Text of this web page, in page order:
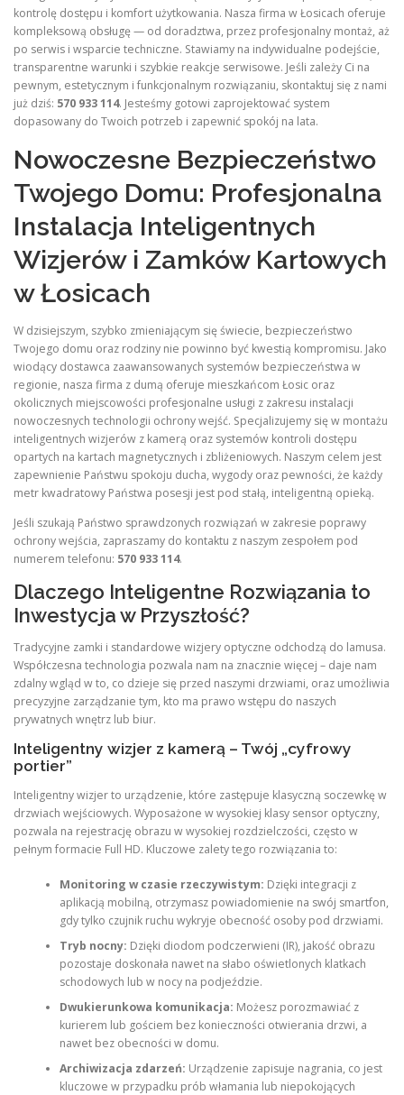
kontrolę dostępu i komfort użytkowania. Nasza firma w Łosicach oferuje
kompleksową obsługę — od doradztwa, przez profesjonalny montaż, aż
po serwis i wsparcie techniczne. Stawiamy na indywidualne podejście,
transparentne warunki i szybkie reakcje serwisowe. Jeśli zależy Ci na
pewnym, estetycznym i funkcjonalnym rozwiązaniu, skontaktuj się z nami
już dziś: 570 933 114. Jesteśmy gotowi zaprojektować system
dopasowany do Twoich potrzeb i zapewnić spokój na lata.
Nowoczesne Bezpieczeństwo
Twojego Domu: Profesjonalna
Instalacja Inteligentnych
Wizjerów i Zamków Kartowych
w Łosicach
W dzisiejszym, szybko zmieniającym się świecie, bezpieczeństwo
Twojego domu oraz rodziny nie powinno być kwestią kompromisu. Jako
wiodący dostawca zaawansowanych systemów bezpieczeństwa w
regionie, nasza firma z dumą oferuje mieszkańcom Łosic oraz
okolicznych miejscowości profesjonalne usługi z zakresu instalacji
nowoczesnych technologii ochrony wejść. Specjalizujemy się w montażu
inteligentnych wizjerów z kamerą oraz systemów kontroli dostępu
opartych na kartach magnetycznych i zbliżeniowych. Naszym celem jest
zapewnienie Państwu spokoju ducha, wygody oraz pewności, że każdy
metr kwadratowy Państwa posesji jest pod stałą, inteligentną opieką.
Jeśli szukają Państwo sprawdzonych rozwiązań w zakresie poprawy
ochrony wejścia, zapraszamy do kontaktu z naszym zespołem pod
numerem telefonu: 570 933 114.
Dlaczego Inteligentne Rozwiązania to
Inwestycja w Przyszłość?
Tradycyjne zamki i standardowe wizjery optyczne odchodzą do lamusa.
Współczesna technologia pozwala nam na znacznie więcej – daje nam
zdalny wgląd w to, co dzieje się przed naszymi drzwiami, oraz umożliwia
precyzyjne zarządzanie tym, kto ma prawo wstępu do naszych
prywatnych wnętrz lub biur.
Inteligentny wizjer z kamerą – Twój „cyfrowy
portier”
Inteligentny wizjer to urządzenie, które zastępuje klasyczną soczewkę w
drzwiach wejściowych. Wyposażone w wysokiej klasy sensor optyczny,
pozwala na rejestrację obrazu w wysokiej rozdzielczości, często w
pełnym formacie Full HD. Kluczowe zalety tego rozwiązania to:
Monitoring w czasie rzeczywistym: Dzięki integracji z
aplikacją mobilną, otrzymasz powiadomienie na swój smartfon,
gdy tylko czujnik ruchu wykryje obecność osoby pod drzwiami.
Tryb nocny: Dzięki diodom podczerwieni (IR), jakość obrazu
pozostaje doskonała nawet na słabo oświetlonych klatkach
schodowych lub w nocy na podjeździe.
Dwukierunkowa komunikacja: Możesz porozmawiać z
kurierem lub gościem bez konieczności otwierania drzwi, a
nawet bez obecności w domu.
Archiwizacja zdarzeń: Urządzenie zapisuje nagrania, co jest
kluczowe w przypadku prób włamania lub niepokojących